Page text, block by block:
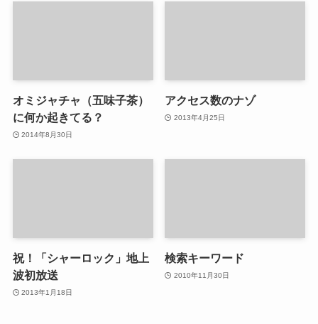
オミジャチャ（五味子茶）
に何か起きてる？
2014年8月30日
アクセス数のナゾ
2013年4月25日
祝！「シャーロック」地上
波初放送
2013年1月18日
検索キーワード
2010年11月30日